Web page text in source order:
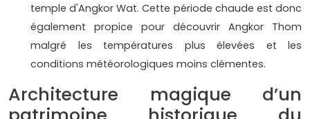
temple d'Angkor Wat. Cette période chaude est donc
également propice pour découvrir Angkor Thom
malgré les températures plus élevées et les
conditions météorologiques moins clémentes.
Architecture magique d’un